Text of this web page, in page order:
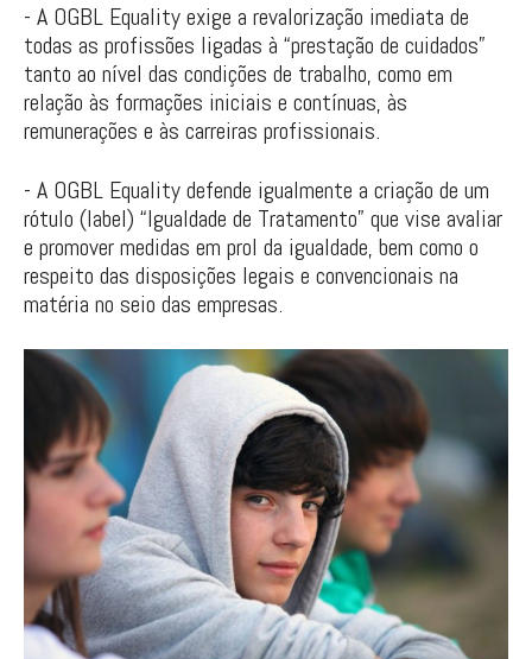
- A OGBL Equality exige a revalorização imediata de
todas as profissões ligadas à “prestação de cuidados”
tanto ao nível das condições de trabalho, como em
relação às formações iniciais e contínuas, às
remunerações e às carreiras profissionais.
- A OGBL Equality defende igualmente a criação de um
rótulo (label) “Igualdade de Tratamento” que vise avaliar
e promover medidas em prol da igualdade, bem como o
respeito das disposições legais e convencionais na
matéria no seio das empresas.